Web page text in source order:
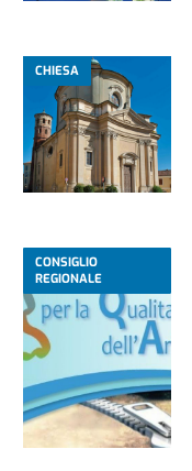
CHIESA
CONSIGLIO
REGIONALE